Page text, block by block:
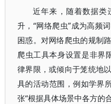
近年来，随着数据类
升，“网络爬虫”成为高频
困惑。对网络爬虫的规制
爬虫工具本身设置是非
律界限，或倾向于笼统地
具的活动范围，例如学界
张“根据具体场景中各方的